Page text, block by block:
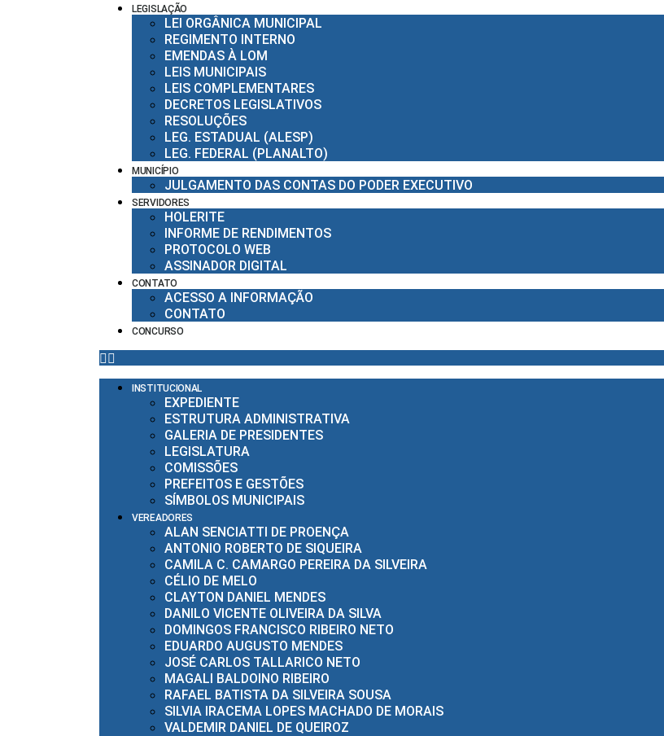
LEGISLAÇÃO
LEI ORGÂNICA MUNICIPAL
REGIMENTO INTERNO
EMENDAS À LOM
LEIS MUNICIPAIS
LEIS COMPLEMENTARES
DECRETOS LEGISLATIVOS
RESOLUÇÕES
LEG. ESTADUAL (ALESP)
LEG. FEDERAL (PLANALTO)
MUNICÍPIO
JULGAMENTO DAS CONTAS DO PODER EXECUTIVO
SERVIDORES
HOLERITE
INFORME DE RENDIMENTOS
PROTOCOLO WEB
ASSINADOR DIGITAL
CONTATO
ACESSO A INFORMAÇÃO
CONTATO
CONCURSO
INSTITUCIONAL
EXPEDIENTE
ESTRUTURA ADMINISTRATIVA
GALERIA DE PRESIDENTES
LEGISLATURA
COMISSÕES
PREFEITOS E GESTÕES
SÍMBOLOS MUNICIPAIS
VEREADORES
ALAN SENCIATTI DE PROENÇA
ANTONIO ROBERTO DE SIQUEIRA
CAMILA C. CAMARGO PEREIRA DA SILVEIRA
CÉLIO DE MELO
CLAYTON DANIEL MENDES
DANILO VICENTE OLIVEIRA DA SILVA
DOMINGOS FRANCISCO RIBEIRO NETO
EDUARDO AUGUSTO MENDES
JOSÉ CARLOS TALLARICO NETO
MAGALI BALDOINO RIBEIRO
RAFAEL BATISTA DA SILVEIRA SOUSA
SILVIA IRACEMA LOPES MACHADO DE MORAIS
VALDEMIR DANIEL DE QUEIROZ